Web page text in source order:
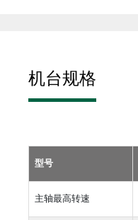
机台规格
型号
主轴最高转速